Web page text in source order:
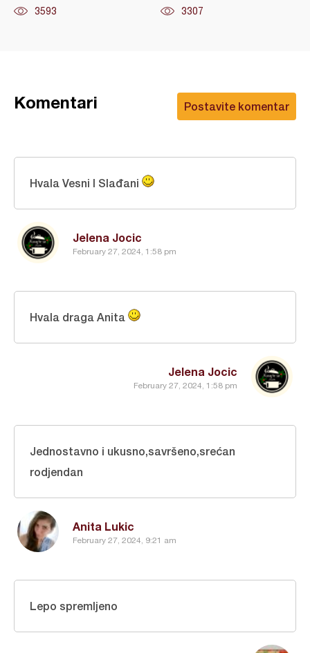
3593 3307
Postavite komentar
Komentari
Jelena Jocic
February 27, 2024, 1:58 pm
Hvala Vesni I Slađani
Jelena Jocic
February 27, 2024, 1:58 pm
Hvala draga Anita
Anita Lukic
February 27, 2024, 9:21 am
Jednostavno i ukusno,savršeno,srećan
rodjendan
Lepo spremljeno